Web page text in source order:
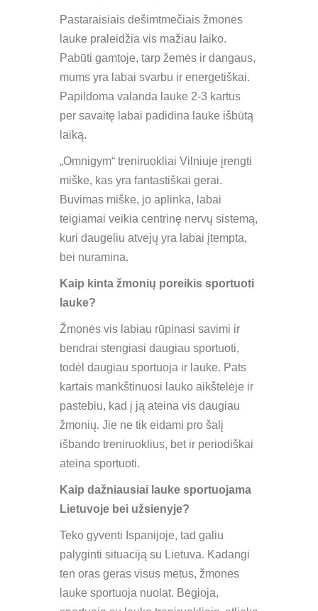
Pastaraisiais dešimtmečiais žmonės
lauke praleidžia vis mažiau laiko.
Pabūti gamtoje, tarp žemės ir dangaus,
mums yra labai svarbu ir energetiškai.
Papildoma valanda lauke 2-3 kartus
per savaitę labai padidina lauke išbūtą
laiką.
„Omnigym“ treniruokliai Vilniuje įrengti
miške, kas yra fantastiškai gerai.
Buvimas miške, jo aplinka, labai
teigiamai veikia centrinę nervų sistemą,
kuri daugeliu atvejų yra labai įtempta,
bei nuramina.
Kaip kinta žmonių poreikis sportuoti
lauke?
Žmonės vis labiau rūpinasi savimi ir
bendrai stengiasi daugiau sportuoti,
todėl daugiau sportuoja ir lauke. Pats
kartais mankštinuosi lauko aikštelėje ir
pastebiu, kad į ją ateina vis daugiau
žmonių. Jie ne tik eidami pro šalį
išbando treniruoklius, bet ir periodiškai
ateina sportuoti.
Kaip dažniausiai lauke sportuojama
Lietuvoje bei užsienyje?
Teko gyventi Ispanijoje, tad galiu
palyginti situaciją su Lietuva. Kadangi
ten oras geras visus metus, žmonės
lauke sportuoja nuolat. Bėgioja,